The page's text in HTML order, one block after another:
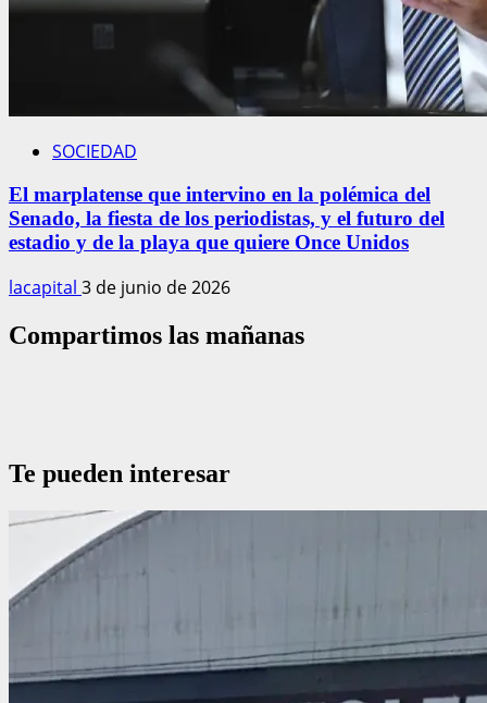
SOCIEDAD
El marplatense que intervino en la polémica del
Senado, la fiesta de los periodistas, y el futuro del
estadio y de la playa que quiere Once Unidos
lacapital 3 de junio de 2026
Compartimos las mañanas
Te pueden interesar